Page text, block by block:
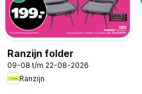
Ranzijn folder
09-08 t/m 22-08-2026
Ranzijn